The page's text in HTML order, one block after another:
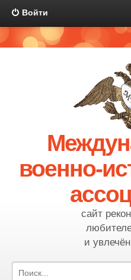
Войти
военно-
сайт
и